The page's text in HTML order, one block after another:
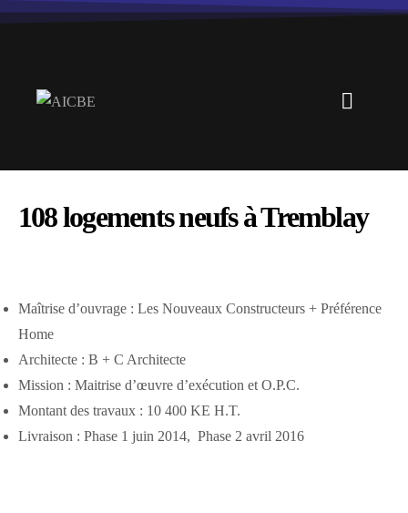
108 logements neufs à Tremblay
Maîtrise d’ouvrage : Les Nouveaux Constructeurs + Préférence
Home
Architecte : B + C Architecte
Mission : Maitrise d’œuvre d’exécution et O.P.C.
Montant des travaux : 10 400 KE H.T.
Livraison : Phase 1 juin 2014, Phase 2 avril 2016